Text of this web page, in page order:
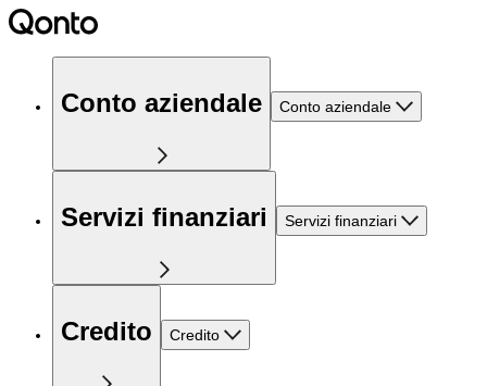
Conto aziendale Conto aziendale
Servizi finanziari Servizi finanziari
Credito Credito